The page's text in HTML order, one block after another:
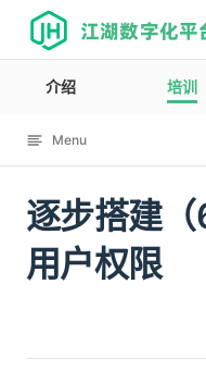
江湖数字化平
介绍 培训
Menu
逐步搭建
用户权限
12002